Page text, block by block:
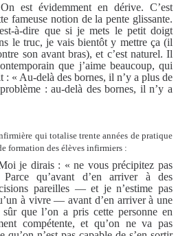
est évidemment en dérive. C’est
fameuse notion de la pente glissante.
à-dire que si je mets le petit doigt
le truc, je vais bientôt y mettre ça (il
son avant bras), et c’est naturel. Il
que j’aime beaucoup, qui
: « Au-delà des bornes, il n’y a plus de
: au-delà des bornes, il n’y a
qui totalise trente années de pratique
formation des élèves infirmiers :
je dirais : « ne vous précipitez pas
qu’avant d’en arriver à des
pareilles — et je n’estime pas
à vivre — avant d’en arriver à une
que l’on a pris cette personne en
compétente, et qu’on ne va pas